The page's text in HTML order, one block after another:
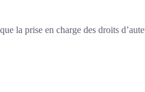
la prise en charge des droits